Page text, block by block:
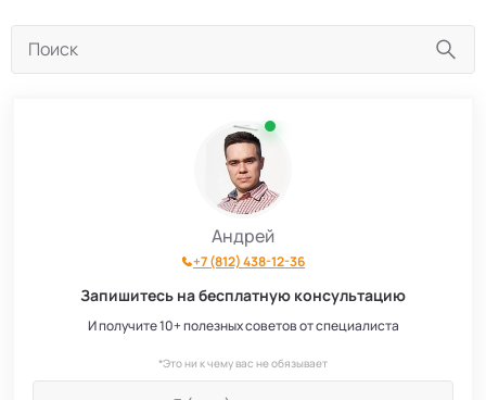
Андрей
+7 (812) 438-12-36
Запишитесь на бесплатную консультацию
И получите 10+ полезных советов от специалиста
*Это ни к чему вас не обязывает